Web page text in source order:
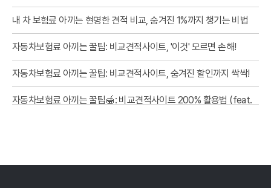
내 차 보험료 아끼는 현명한 견적 비교, 숨겨진 1%까지 챙기는 비법
자동차보험료 아끼는 꿀팁: 비교견적사이트, '이것' 모르면 손해!
자동차보험료 아끼는 꿀팁: 비교견적사이트, 숨겨진 할인까지 싹싹!
자동차보험료 아끼는 꿀팁🍯: 비교견적사이트 200% 활용법 (feat.